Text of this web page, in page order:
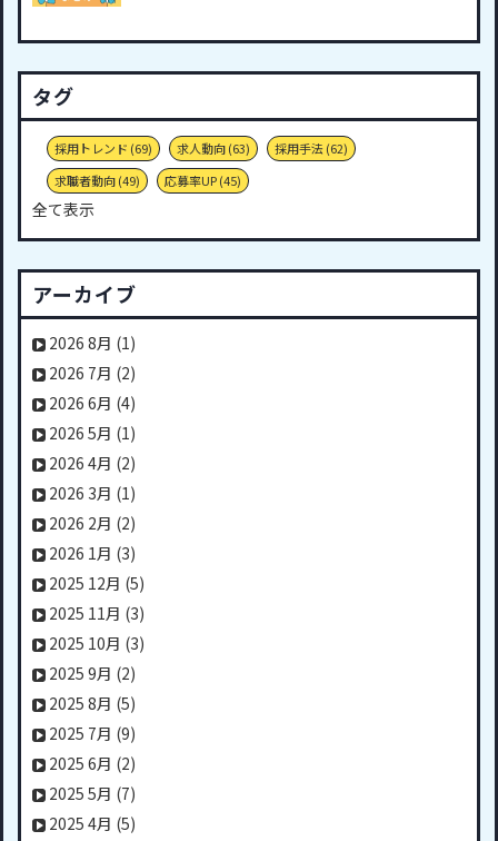
タグ
採用トレンド (69) 求人動向(63) 採用手法(62)
求職者動向(49) 応募率UP(45)
全て表示
アーカイブ
2026 8月 (1)
2026 7月 (2)
2026 6月 (4)
2026 5月 (1)
2026 4月 (2)
2026 3月 (1)
2026 2月 (2)
2026 1月 (3)
2025 12月 (5)
2025 11月 (3)
2025 10月 (3)
2025 9月 (2)
2025 8月 (5)
2025 7月 (9)
2025 6月 (2)
2025 5月 (7)
2025 4月 (5)